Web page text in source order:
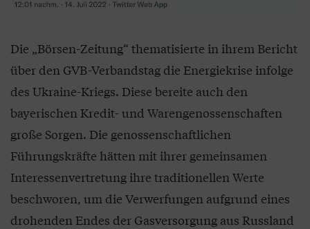
Die „Börsen-Zeitung“ thematisierte in ihrem Bericht
über den GVB-Verbandstag die Energiekrise infolge
des Ukraine-Kriegs. Diese bereite auch den
bayerischen Kredit- und Warengenossenschaften
große Sorgen. Die genossenschaftlichen
Führungskräfte hätten mit ihrer gemeinsamen
Interessenvertretung ihre traditionellen Werte
beschworen, um die Verwerfungen aufgrund eines
drohenden Endes der Gasversorgung aus Russland